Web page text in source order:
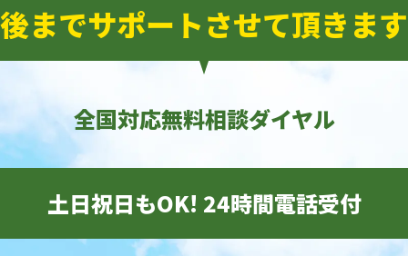
までサポートさせて頂きま
全国対応無料相談ダイヤル
土日祝日もOK! 24時間電話受付